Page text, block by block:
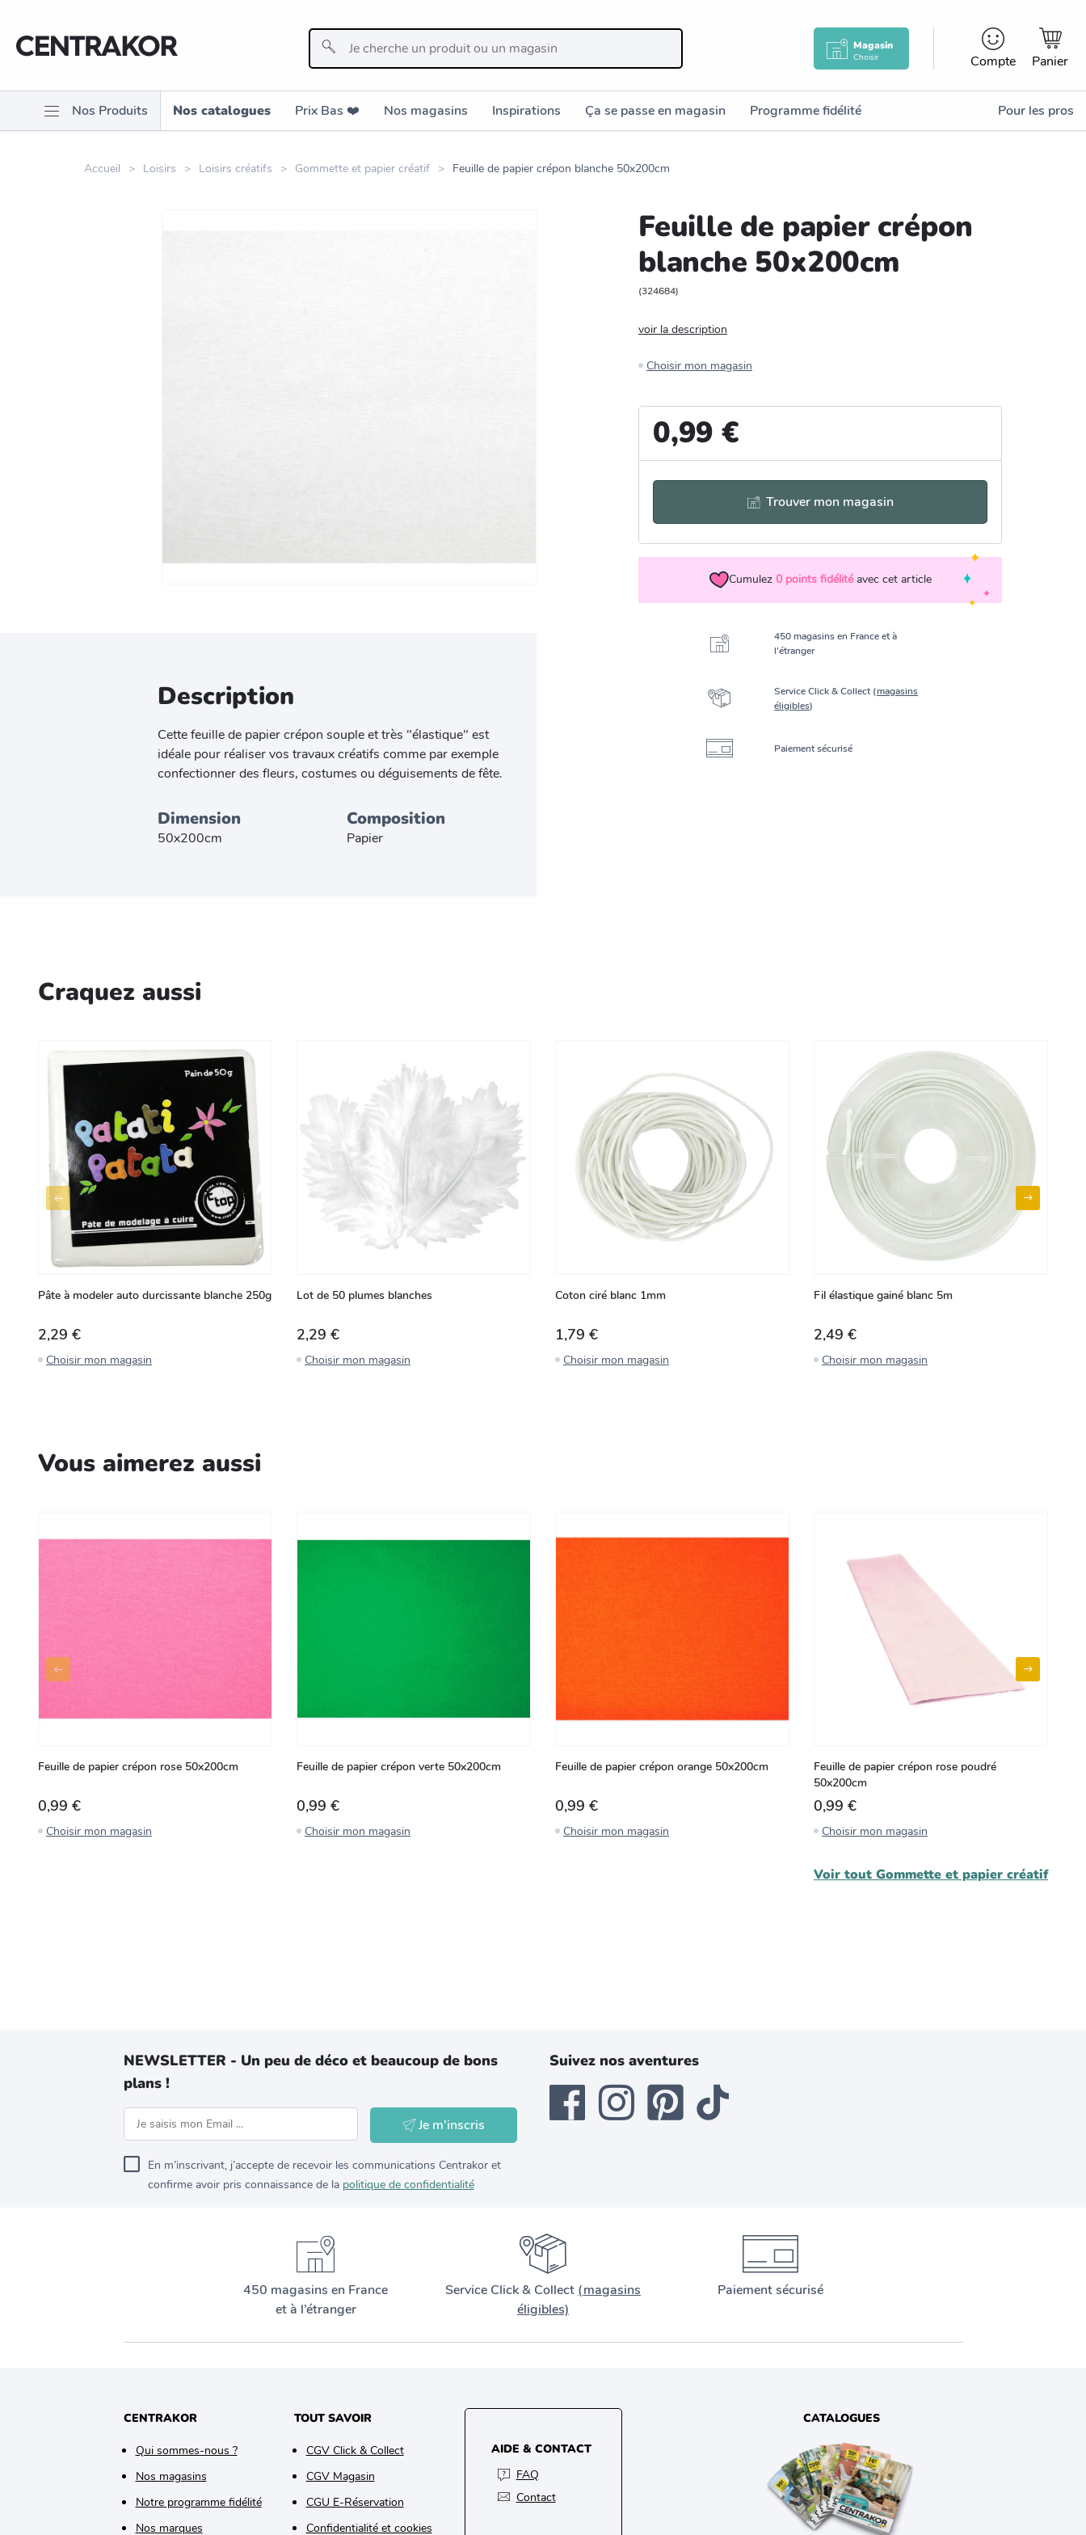
Magasin
Choisir Compte Panier
Nos Produits Nos catalogues Prix Bas ❤️️ Nos magasins Inspirations Ça se passe en magasin Programme fidélité Pour les pros
Accueil Loisirs Loisirs créatifs Gommette et papier créatif Feuille de papier crépon blanche 50x200cm
Description
Cette feuille de papier crépon souple et très "élastique" est
idéale pour réaliser vos travaux créatifs comme par exemple
confectionner des fleurs, costumes ou déguisements de fête.
Dimension
50x200cm
Composition
Papier
Feuille de papier crépon
blanche 50x200cm
(324684)
voir la description
Choisir mon magasin
0,99 €
Trouver mon magasin
Cumulez 0 points fidélité avec cet article
450 magasins en France et à
l’étranger
Service Click & Collect (magasins
éligibles)
Paiement sécurisé
Craquez aussi
Pâte à modeler auto durcissante blanche 250g
2,29 €
Choisir mon magasin
Lot de 50 plumes blanches
2,29 €
Choisir mon magasin
Coton ciré blanc 1mm
1,79 €
Choisir mon magasin
Fil élastique gainé blanc 5m
2,49 €
Choisir mon magasin
Vous aimerez aussi
Feuille de papier crépon rose 50x200cm
0,99 €
Choisir mon magasin
Feuille de papier crépon verte 50x200cm
0,99 €
Choisir mon magasin
Feuille de papier crépon orange 50x200cm
0,99 €
Choisir mon magasin
Feuille de papier crépon rose poudré
50x200cm
0,99 €
Choisir mon magasin
Voir tout Gommette et papier créatif
NEWSLETTER - Un peu de déco et beaucoup de bons
plans !
Je m'inscris
En m’inscrivant, j’accepte de recevoir les communications Centrakor et
confirme avoir pris connaissance de la politique de confidentialité
Suivez nos aventures
450 magasins en France
et à l’étranger
Service Click & Collect (magasins
éligibles)
Paiement sécurisé
CENTRAKOR
Qui sommes-nous ?
Nos magasins
Notre programme fidélité
Nos marques
TOUT SAVOIR
CGV Click & Collect
CGV Magasin
CGU E-Réservation
Confidentialité et cookies
AIDE & CONTACT
FAQ
Contact
CATALOGUES